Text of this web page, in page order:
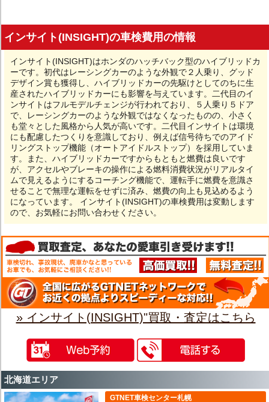
インサイト(INSIGHT)の車検費用の情報
インサイト(INSIGHT)はホンダのハッチバック型のハイブリッドカ
ーです。初代はレーシングカーのような外観で２人乗り、グッド
デザイン賞も獲得し、ハイブリッドカーの先駆けとしてのちに生
産されたハイブリッドカーにも影響を与えています。二代目のイ
ンサイトはフルモデルチェンジが行われており、５人乗り５ドア
で、レーシングカーのような外観ではなくなったものの、小さく
も堂々とした風格から人気が高いです。二代目インサイトは環境
にも配慮したつくりを意識しており、例えば信号待ちでのアイド
リングストップ機能（オートアイドルストップ）を採用していま
す。また、ハイブリッドカーですからもともと燃費は良いです
が、アクセルやブレーキの操作による燃料消費状況がリアルタイ
ムで見えるようにするコーチング機能で、運転手に燃費を意識さ
せることで無理な運転をせずに済み、燃費の向上も見込めるよう
になっています。 インサイト(INSIGHT)の車検費用は変動します
ので、お気軽にお問い合わせください。
» インサイト(INSIGHT)"買取・査定はこちら
北海道エリア
GTNET車検センター札幌